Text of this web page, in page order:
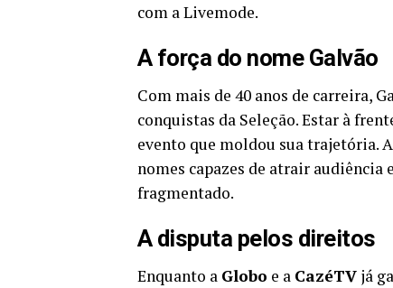
com a Livemode.
A força do nome Galvão
Com mais de 40 anos de carreira,
conquistas da Seleção. Estar à
evento que moldou sua trajetória.
nomes capazes de atrair audiência
fragmentado.
A disputa pelos direitos
Enquanto a Globo e a CazéTV já